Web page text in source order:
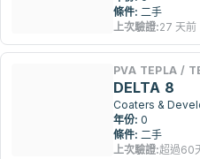
條件: 二手
上次驗證:27 天前
PVA TEPLA /
DELTA 8
Coaters &
年份: 0
條件: 二手
上次驗證:超過60